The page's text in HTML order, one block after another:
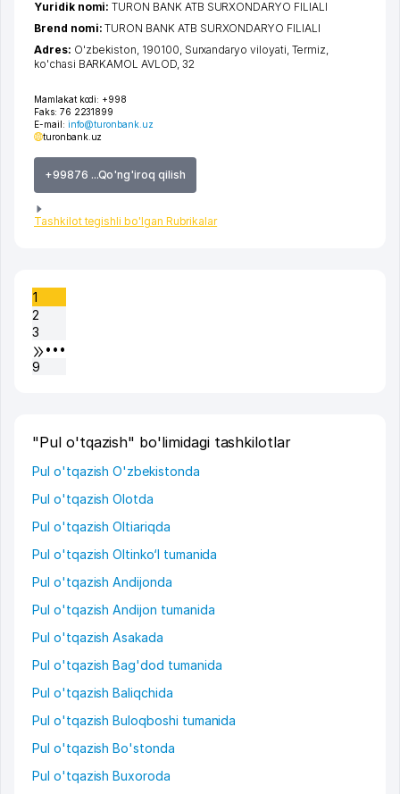
Mamlakat kodi: +998
Faks: 76 2231899
E-mail: info@turonbank.uz
turonbank.uz
+99876 ...Qo'ng'iroq qilish
Tashkilot tegishli bo'lgan Rubrikalar
Yuridik nomi:TURON BANK ATB SURXONDARYO FILIALI
Brend nomi:TURON BANK ATB SURXONDARYO FILIALI
Adres: O'zbekiston, 190100, Surxandaryo viloyati Termiz
ko'chasi BARKAMOL AVLOD, 32
1
2
3
•••
9
"Pul o'tqazish" bo'limidagi tashkilotlar
Pul o'tqazish O'zbekistonda
Pul o'tqazish Olotda
Pul o'tqazish Oltiariqda
Pul o'tqazish Oltinko‘l tumanida
Pul o'tqazish Andijonda
Pul o'tqazish Andijon tumanida
Pul o'tqazish Asakada
Pul o'tqazish Bag'dod tumanida
Pul o'tqazish Baliqchida
Pul o'tqazish Buloqboshi tumanida
Pul o'tqazish Bo'stonda
Pul o'tqazish Buxoroda